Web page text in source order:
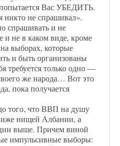
Вас УБЕДИТЬ.
не спрашивал».
спрашивать и не
и не в каком виде, кроме
выборах, которые
и быть организованы
требуется только одно —
же народа… Вот это
пока получается
того, что ВВП на душу
нищей Албании, а
выше. Причем виной
импульсивные выборы: